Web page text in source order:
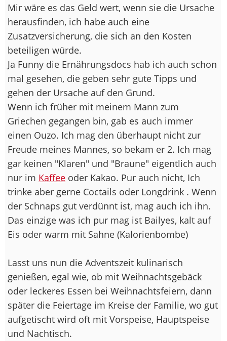
Mir wäre es das Geld wert, wenn sie die Ursache
herausfinden, ich habe auch eine
Zusatzversicherung, die sich an den Kosten
beteiligen würde.
Ja Funny die Ernährungsdocs hab ich auch schon
mal gesehen, die geben sehr gute Tipps und
gehen der Ursache auf den Grund.
Wenn ich früher mit meinem Mann zum
Griechen gegangen bin, gab es auch immer
einen Ouzo. Ich mag den überhaupt nicht zur
Freude meines Mannes, so bekam er 2. Ich mag
gar keinen "Klaren" und "Braune" eigentlich auch
nur im Kaffee oder Kakao. Pur auch nicht, Ich
trinke aber gerne Coctails oder Longdrink . Wenn
der Schnaps gut verdünnt ist, mag auch ich ihn.
Das einzige was ich pur mag ist Bailyes, kalt auf
Eis oder warm mit Sahne (Kalorienbombe)
Lasst uns nun die Adventszeit kulinarisch
genießen, egal wie, ob mit Weihnachtsgebäck
oder leckeres Essen bei Weihnachtsfeiern, dann
später die Feiertage im Kreise der Familie, wo gut
aufgetischt wird oft mit Vorspeise, Hauptspeise
und Nachtisch.